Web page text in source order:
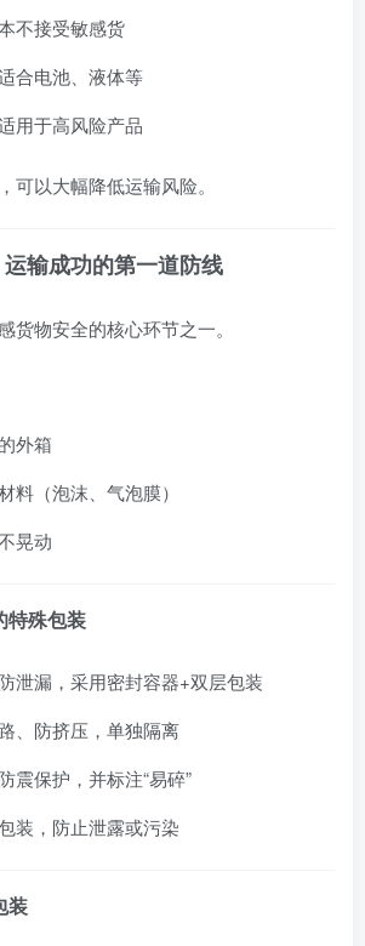
不接受敏感货
合电池、液体等
用于高风险产品
可以大幅降低运输风险。
输成功的第一道防线
货物安全的核心环节之一。
外箱
料（泡沫、气泡膜）
晃动
特殊包装
泄漏，采用密封容器+双层包装
、防挤压，单独隔离
震保护，并标注“易碎”
装，防止泄露或污染
装